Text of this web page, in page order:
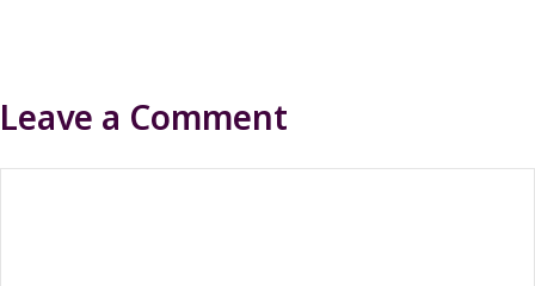
Leave a Comment